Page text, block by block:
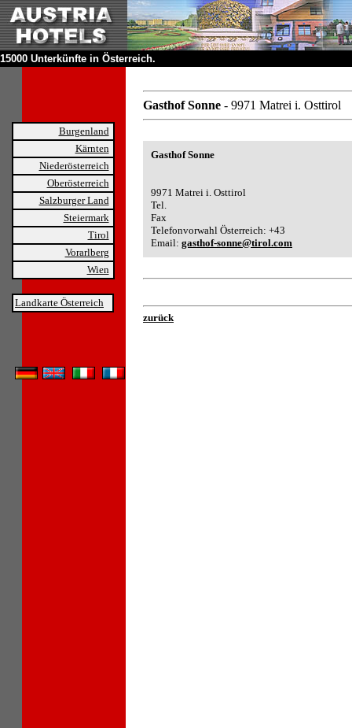
15000 Unterkünfte in Österreich.
Burgenland
Kärnten
Niederösterreich
Oberösterreich
Salzburger Land
Steiermark
Tirol
Vorarlberg
Wien
Landkarte Österreich
Gasthof Sonne - 9971 Matrei i. Osttirol
Gasthof Sonne
9971 Matrei i. Osttirol
Tel.
Fax
Telefonvorwahl Österreich: +43
Email: gasthof-sonne@tirol.com
zurück